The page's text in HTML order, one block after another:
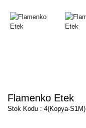
Flamenko Etek
Stok Kodu : 4(Kopya-S1M)